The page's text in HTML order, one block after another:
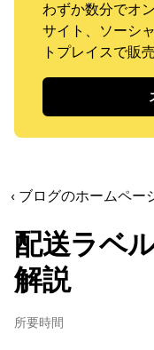
わずか数分でオ
サイト、ソーシ
トプレイスで販
‹ ブログのホームペー
配送ラベ
解説
所要時間